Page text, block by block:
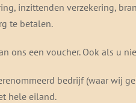
inzittenden verzekering,
te betalen.
ons een voucher. Ook als u
bedrijf (waar wij
hele eiland.